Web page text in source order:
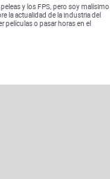
y los FPS, pero soy malísimo
la actualidad de la industria del
películas o pasar horas en el